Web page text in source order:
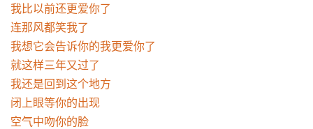
我比以前还更爱你了
连那风都笑我了
我想它会告诉你的我更爱你了
就这样三年又过了
我还是回到这个地方
闭上眼等你的出现
空气中吻你的脸